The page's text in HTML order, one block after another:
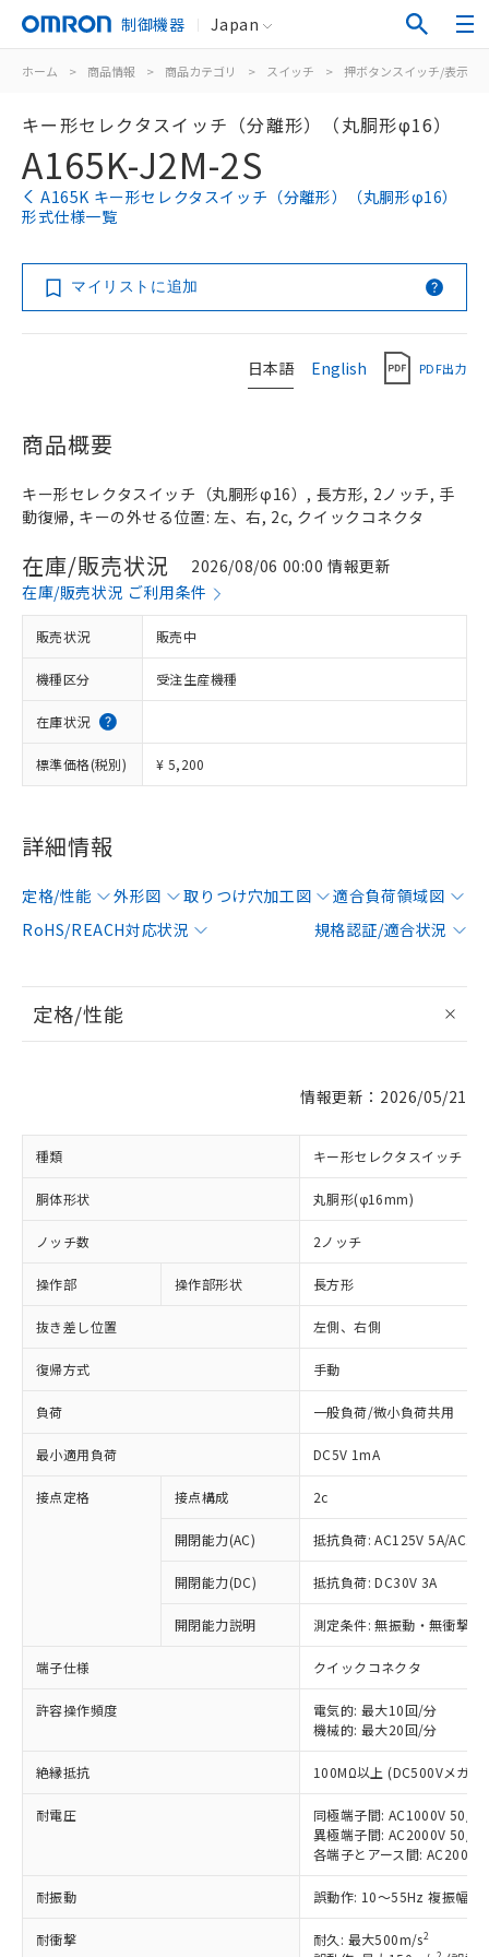
制御機器 Japan
ホーム > 商品情報 > 商品カテゴリ > スイッチ > 押ボタンスイッチ/表示灯
キー形セレクタスイッチ（分離形）（丸胴形φ16）
A165K-J2M-2S
A165K キー形セレクタスイッチ（分離形）（丸胴形φ16）
形式仕様一覧
マイリストに追加
日本語 English PDF出力
商品概要
キー形セレクタスイッチ（丸胴形φ16）, 長方形, 2ノッチ, 手
動復帰, キーの外せる位置: 左、右, 2c, クイックコネクタ
在庫/販売状況
2026/08/06 00:00 情報更新
在庫/販売状況 ご利用条件
販売状況 販売中
機種区分 受注生産機種
在庫状況
標準価格(税別) ¥ 5,200
詳細情報
定格/性能 外形図 取りつけ穴加工図
適合負荷領域図
RoHS/REACH対応状況
規格認証/適合状況
定格/性能
情報更新：2026/05/21
種類 キー形セレクタスイッチ
胴体形状 丸胴形(φ16mm)
ノッチ数 2ノッチ
操作部 操作部形状 長方形
抜き差し位置 左側、右側
復帰方式 手動
負荷 一般負荷/微小負荷共用
最小適用負荷 DC5V 1mA
接点定格 接点構成 2c
開閉能力(AC) 抵抗負荷: AC125V 5A/
開閉能力(DC) 抵抗負荷: DC30V 3A
開閉能力説明 測定条件: 無振動・無衝撃
端子仕様 クイックコネクタ
許容操作頻度
電気的: 最大10回/分
機械的: 最大20回/分
絶縁抵抗 100MΩ以上 (DC500Vメガ)
耐電圧
同極端子間: AC1000V 50/
異極端子間: AC2000V 50/
各端子とアース間:
耐振動 誤動作: 10～55Hz 複振幅
耐衝撃 耐久: 最大500m/s2
以下の条件をお読みいただき、同意のうえ
※1 対応状況
非含有に対応した製品が提供可能な商品で
対応予定：EU RoHS指令（10物質）の非含
有に対応した製品に切り替える予定のある
対応予定なし：EU RoHS指令（10物質）の
非含有に非対応の商品で、対応品を出す予